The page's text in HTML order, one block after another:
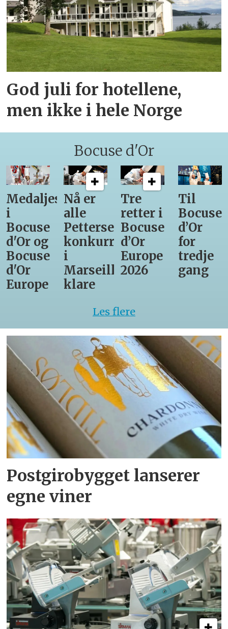
God juli for hotellene,
men ikke i hele Norge
Bocuse d'Or
Medaljestatistikk
i
Bocuse
d'Or og
Bocuse
d'Or
Europe
Nå er
alle
Pettersens
konkurrenter
i
Marseille
klare
Tre
retter i
Bocuse
d’Or
Europe
2026
Til
Bocuse
d’Or
for
tredje
gang
Les flere
Postgirobygget lanserer
egne viner